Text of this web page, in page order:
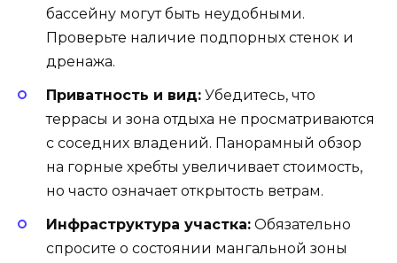
бассейну могут быть неудобными.
Проверьте наличие подпорных стенок и
дренажа.
Приватность и вид: Убедитесь, что
террасы и зона отдыха не просматриваются
с соседних владений. Панорамный обзор
на горные хребты увеличивает стоимость,
но часто означает открытость ветрам.
Инфраструктура участка: Обязательно
спросите о состоянии мангальной зоны